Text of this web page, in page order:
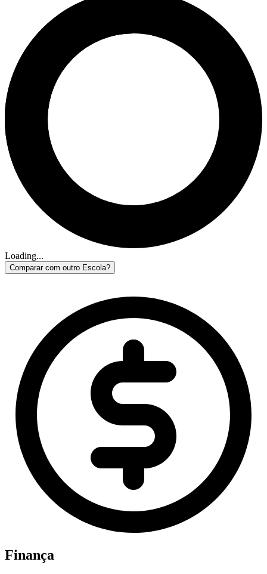
Loading...
Comparar com outro Escola?
Finança